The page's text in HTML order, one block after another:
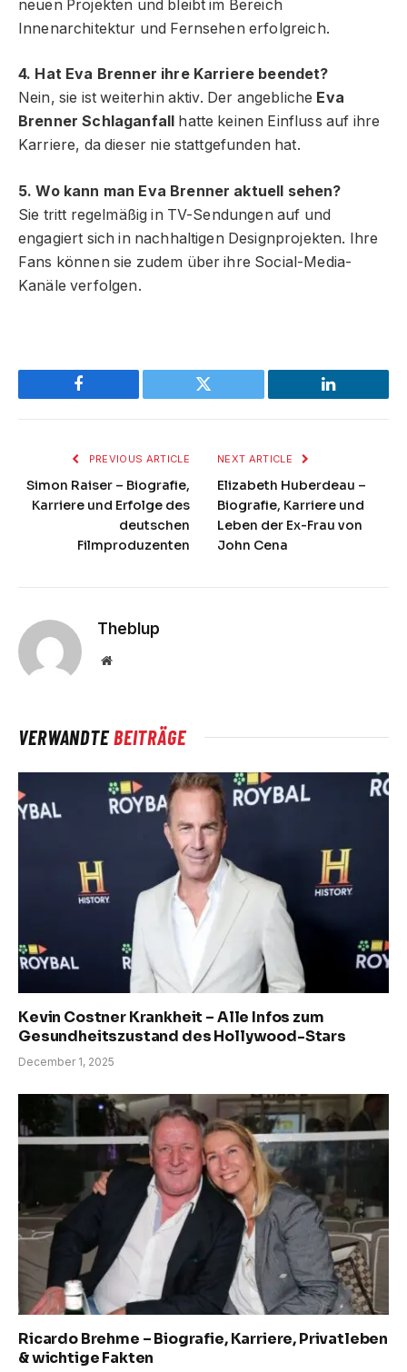
neuen Projekten und bleibt im Bereich
Innenarchitektur und Fernsehen erfolgreich.
4. Hat Eva Brenner ihre Karriere beendet?
Nein, sie ist weiterhin aktiv. Der angebliche Eva
Brenner Schlaganfall hatte keinen Einfluss auf ihre
Karriere, da dieser nie stattgefunden hat.
5. Wo kann man Eva Brenner aktuell sehen?
Sie tritt regelmäßig in TV-Sendungen auf und
engagiert sich in nachhaltigen Designprojekten. Ihre
Fans können sie zudem über ihre Social-Media-
Kanäle verfolgen.
Facebook Twitter LinkedIn
PREVIOUS ARTICLE
Simon Raiser – Biografie,
Karriere und Erfolge des
deutschen
Filmproduzenten
NEXT ARTICLE
Elizabeth Huberdeau –
Biografie, Karriere und
Leben der Ex-Frau von
John Cena
Theblup
Website
VERWANDTEBEITRÄGE
Kevin Costner Krankheit – Alle Infos zum
Gesundheitszustand des Hollywood-Stars
December 1, 2025
Ricardo Brehme – Biografie, Karriere, Privatleben
& wichtige Fakten